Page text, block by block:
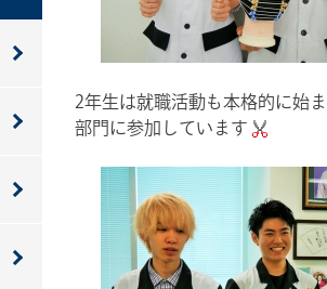
2年生は就職活動も本格的に始
部門に参加しています